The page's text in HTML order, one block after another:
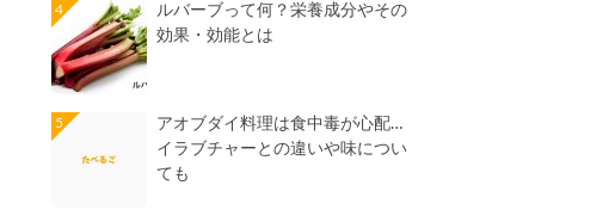
ルバーブって何？栄養成分やその
効果・効能とは
アオブダイ料理は食中毒が心配…
イラブチャーとの違いや味につい
ても